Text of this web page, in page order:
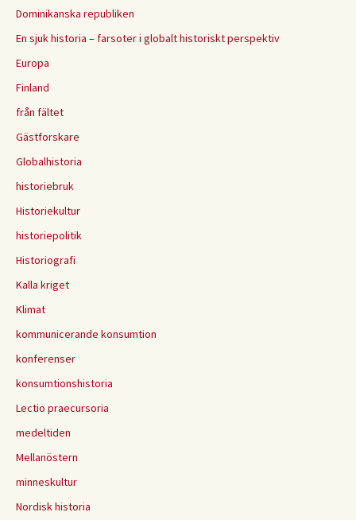
Dominikanska republiken
En sjuk historia – farsoter i globalt historiskt perspektiv
Europa
Finland
från fältet
Gästforskare
Globalhistoria
historiebruk
Historiekultur
historiepolitik
Historiografi
Kalla kriget
Klimat
kommunicerande konsumtion
konferenser
konsumtionshistoria
Lectio praecursoria
medeltiden
Mellanöstern
minneskultur
Nordisk historia